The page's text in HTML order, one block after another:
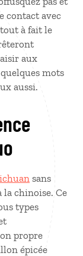
contact avec
à fait le
aux
mots
aussi.
sans
la chinoise. Ce
types
propre
épicée